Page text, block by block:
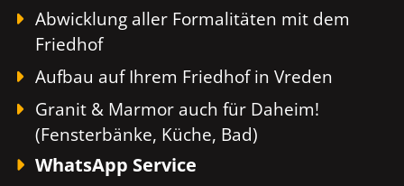
Abwicklung aller Formalitäten mit dem
Friedhof
Aufbau auf Ihrem Friedhof in Vreden
Granit & Marmor auch für Daheim!
(Fensterbänke, Küche, Bad)
WhatsApp Service